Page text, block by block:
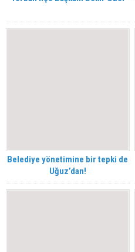
Belediye yönetimine bir tepki de
Uğuz’dan!